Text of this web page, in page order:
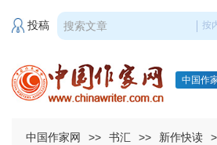
投稿
中国作
中国作家网 >> 书汇 >> 新作快读